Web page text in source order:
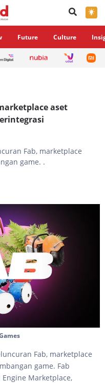
×
Future Culture
aset
Fab, marketplace
game. .
Fab, marketplace
game. Fab
Marketplace,